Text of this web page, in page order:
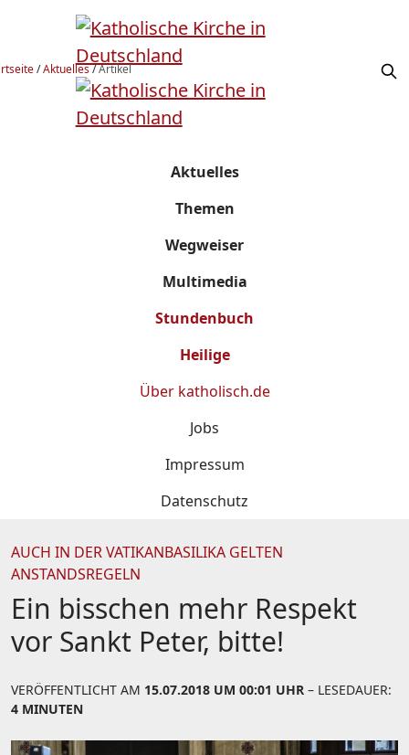
/Aktuelles/Artikel
Aktuelles
Themen
Wegweiser
Multimedia
Stundenbuch
Heilige
Über katholisch.de
Jobs
Impressum
Datenschutz
AUCH IN DER VATIKANBASILIKA GELTEN
ANSTANDSREGELN
Ein bisschen mehr Respekt
vor Sankt Peter, bitte!
VERÖFFENTLICHT AM 15.07.2018 UM 00:01 UHR – LESEDAUER:
4 MINUTEN